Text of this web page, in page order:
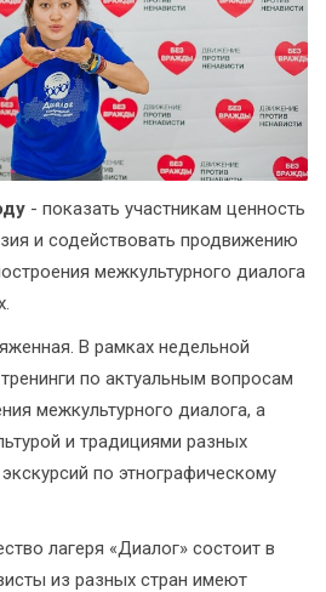
- показать участникам ценность
и содействовать продвижению
межкультурного диалога
В рамках недельной
по актуальным вопросам
межкультурного диалога, а
и традициями разных
по этнографическому
лагеря «Диалог» состоит в
из разных стран имеют